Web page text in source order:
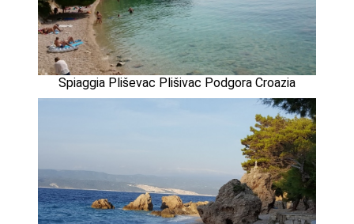
Spiaggia Pliševac Plišivac Podgora Croazia